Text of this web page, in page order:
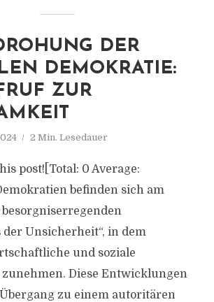
DER
DEMOKRATIE:
ZUR
2 Min. Lesedauer
post![Total: 0 Average:
befinden sich am
der Unsicherheit“, in dem
und soziale
Diese Entwicklungen
zu einem autoritären